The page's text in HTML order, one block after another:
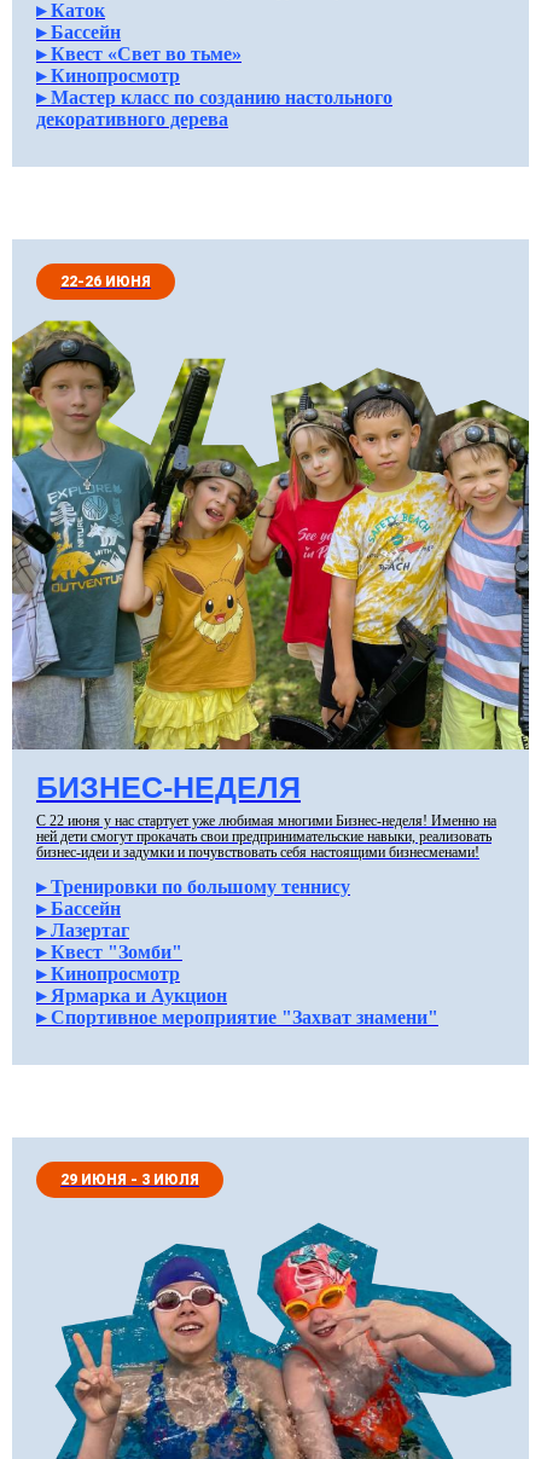
▸ Каток
▸ Бассейн
▸ Квест «Свет во тьме»
▸ Кинопросмотр
▸ Мастер класс по созданию настольного
декоративного дерева
22-26 ИЮНЯ
БИЗНЕС-НЕДЕЛЯ
С 22 июня у нас стартует уже любимая многими Бизнес-неделя! Именно на
ней дети смогут прокачать свои предпринимательские навыки, реализовать
бизнес-идеи и задумки и почувствовать себя настоящими бизнесменами!
▸ Тренировки по большому теннису
▸ Бассейн
▸ Лазертаг
▸ Квест "Зомби"
▸ Кинопросмотр
▸ Ярмарка и Аукцион
▸ Спортивное мероприятие "Захват знамени"
29 ИЮНЯ - 3 ИЮЛЯ